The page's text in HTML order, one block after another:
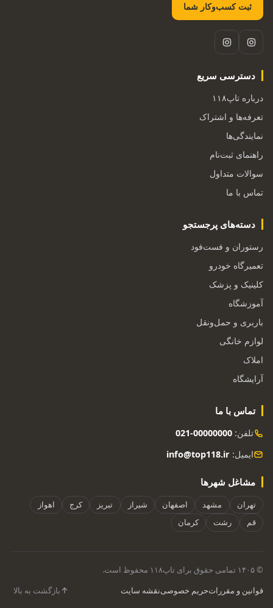
ثبت کسب‌وکار شما
دسترسی سریع
درباره تاپ۱۱۸
تعرفه‌ها و اشتراک
نمایندگی‌ها
راهنمای ثبت‌نام
سوالات متداول
تماس با ما
دسته‌های پرجستجو
رستوران و فست‌فود
تعمیرگاه خودرو
کلینیک و پزشک
آموزشگاه
باربری و حمل‌ونقل
لوازم خانگی
املاک
آرایشگاه
تماس با ما
تلفن:021-00000000
ایمیل: info@top118.ir
مشاغل شهرها
تهران مشهد اصفهان شیراز تبریز کرج
اهواز
قم
رشت کرمان
© ۱۴۰۵ تمامی حقوق برای تاپ۱۱۸ محفوظ است.
قوانین و مقرراتحریم خصوصینقشه سایت بازگشت به بالا